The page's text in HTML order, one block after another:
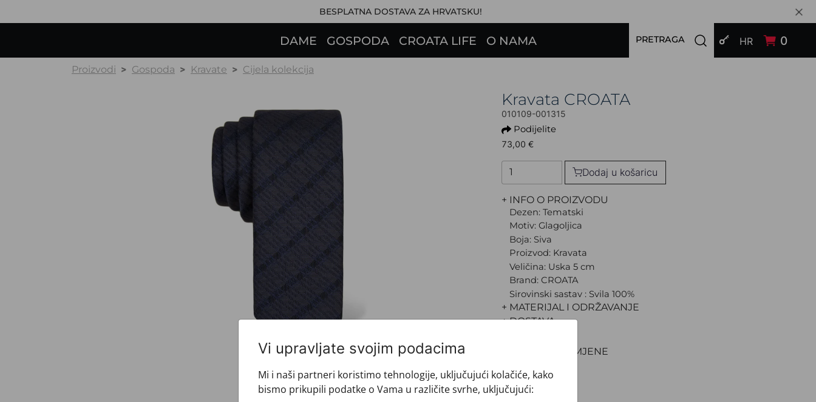
BESPLATNA DOSTAVA ZA HRVATSKU!
DAME GOSPODA CROATA LIFE O NAMA PRIJAVI SE
HR 0
PRETRAGA Open search modal
Proizvodi Gospoda Kravate Cijela kolekcija
Kravata CROATA
010109-001315
Podijelite
73,00 €
Dodaj u košaricu
+ INFO O PROIZVODU
Dezen: Tematski
Motiv: Glagoljica
Boja: Siva
Proizvod: Kravata
Veličina: Uska 5 cm
Brand: CROATA
Sirovinski sastav : Svila 100%
+ MATERIJAL I ODRŽAVANJE
+ DOSTAVA
+ POVRATI I ZAMJENE
Vi upravljate svojim podacima
Mi i naši partneri koristimo tehnologije, uključujući kolačiće, kako
bismo prikupili podatke o Vama u različite svrhe, uključujući: